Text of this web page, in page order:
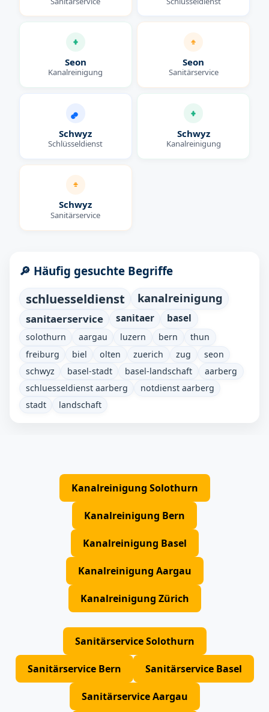
Seon
Kanalreinigung
Seon
Sanitärservice
Schwyz
Schlüsseldienst
Schwyz
Kanalreinigung
Schwyz
Sanitärservice
🔎 Häufig gesuchte Begriffe
schluesseldienst kanalreinigung
sanitaerservice sanitaer basel
solothurn aargau luzern bern
thun
freiburg
biel olten zuerich zug
seon
schwyz
basel-stadt basel-landschaft
aarberg
schluesseldienst aarberg
notdienst aarberg
stadt
landschaft
Kanalreinigung Solothurn
Kanalreinigung Bern
Kanalreinigung Basel
Kanalreinigung Aargau
Kanalreinigung Zürich
Sanitärservice Solothurn
Sanitärservice Bern Sanitärservice Basel
Sanitärservice Aargau